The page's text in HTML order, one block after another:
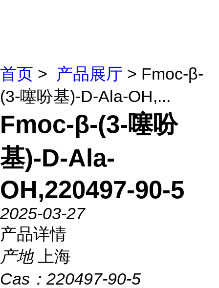
首页 > 产品展厅 > Fmoc-β-
(3-噻吩基)-D-Ala-OH,...
Fmoc-β-(3-噻吩
基)-D-Ala-
OH,220497-90-5
2025-03-27
产品详情
产地
上海
Cas： 220497-90-5